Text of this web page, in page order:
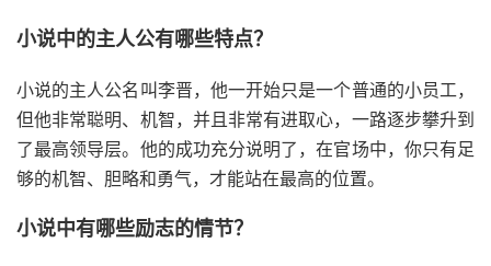
小说中的主人公有哪些特点？
小说的主人公名叫李晋，他一开始只是一个普通的小员工，
但他非常聪明、机智，并且非常有进取心，一路逐步攀升到
了最高领导层。他的成功充分说明了，在官场中，你只有足
够的机智、胆略和勇气，才能站在最高的位置。
小说中有哪些励志的情节？